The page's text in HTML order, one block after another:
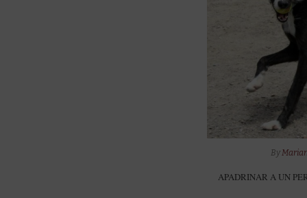
By
APADRINAR A UN